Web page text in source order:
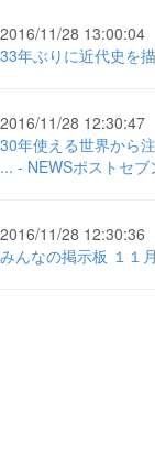
2016/11/28 13:00:04
33年ぶりに近代史を
2016/11/28 12:30:47
30年使える世界から
... - NEWSポストセブ
2016/11/28 12:30:36
みんなの掲示板 １１